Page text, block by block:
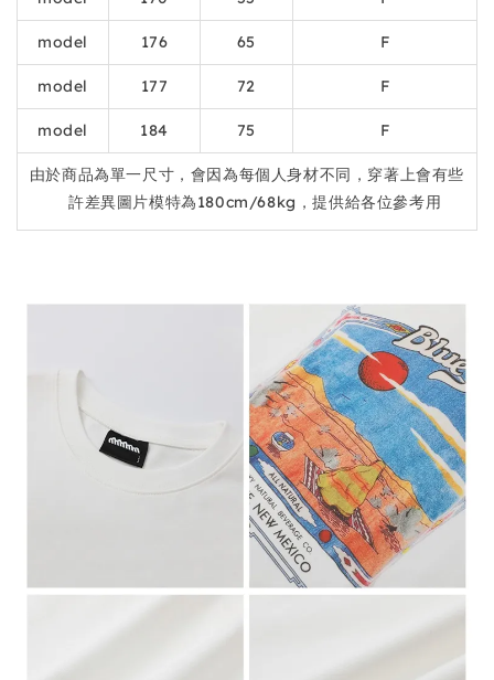
model 176 65 F
model 177 72 F
model 184 75 F
由於商品為單一尺寸，會因為每個人身材不同，穿著上會有些
許差異圖片模特為180cm/68kg，提供給各位參考用